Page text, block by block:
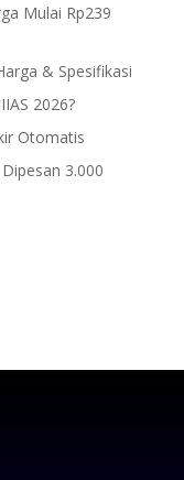
Mulai Rp239
& Spesifikasi
2026?
Otomatis
3.000